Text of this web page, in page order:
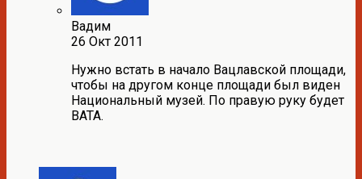
Вадим
26 Окт 2011
Нужно встать в начало Вацлавской площади,
чтобы на другом конце площади был виден
Национальный музей. По правую руку будет
ВАТА.